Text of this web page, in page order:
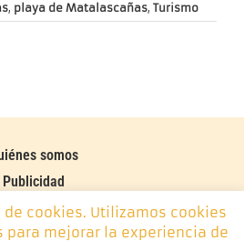
, playa de Matalascañas, Turismo
somos
Publicidad
Contacto
de cookies
cookies. Utilizamos cookies
para mejorar la experiencia de